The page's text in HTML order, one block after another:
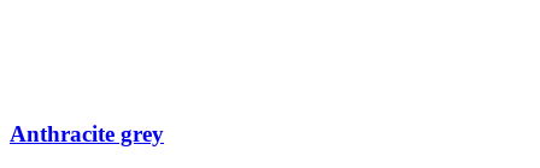
Anthracite grey